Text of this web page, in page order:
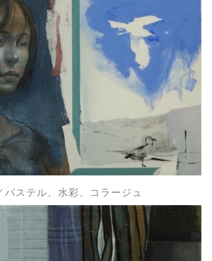
パステル、水彩、コラージュ